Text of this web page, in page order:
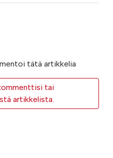
tätä artikkelia
tai
artikkelista.